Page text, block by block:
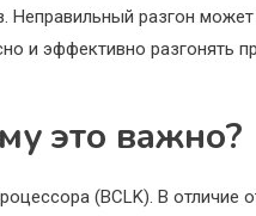
Неправильный разгон
и эффективно разгонять
это важно?
(BCLK). В отличие